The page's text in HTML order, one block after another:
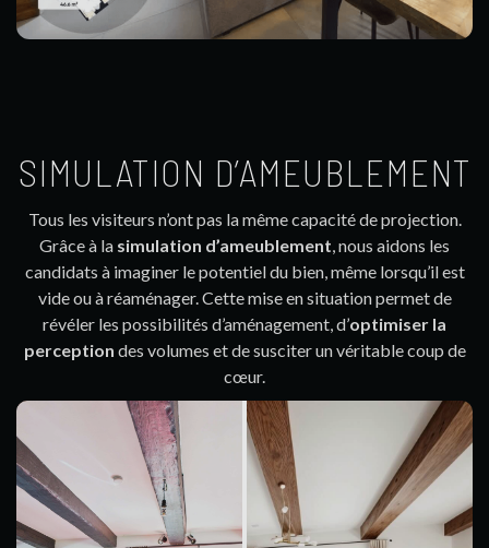
SIMULATION D’AMEUBLEMENT
Tous les visiteurs n’ont pas la même capacité de projection.
Grâce à la simulation d’ameublement, nous aidons les
candidats à imaginer le potentiel du bien, même lorsqu’il est
vide ou à réaménager. Cette mise en situation permet de
révéler les possibilités d’aménagement, d’optimiser la
perception des volumes et de susciter un véritable coup de
cœur.